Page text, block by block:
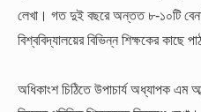
লেখা। গত দুই বছরে অন্তত ৮-১০টি
বিশ্ববিদ্যালয়ের বিভিন্ন শিক্ষকের কাছে
অধিকাংশ চিঠিতে উপাচার্য অধ্যাপক এম